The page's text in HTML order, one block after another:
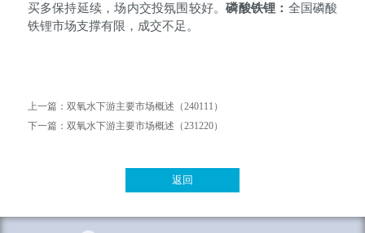
买多保持延续，场内交投氛围较好。磷酸铁锂： 全国磷酸
铁锂市场支撑有限，成交不足。
上一篇： 双氧水下游主要市场概述（240111）
下一篇： 双氧水下游主要市场概述（231220）
返回